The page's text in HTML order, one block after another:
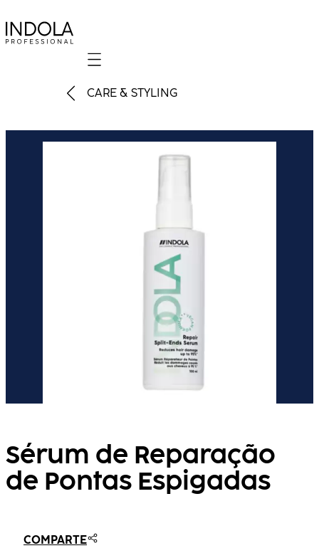
Mobile navigation
CARE & STYLING
Sérum de Reparação
de Pontas Espigadas
COMPARTE